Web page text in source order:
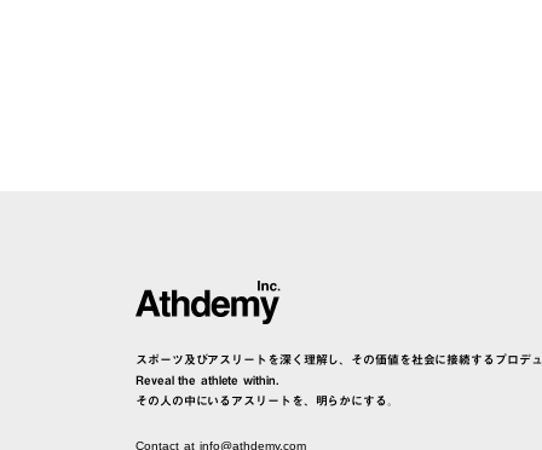
スポーツ及びアスリートを深く理解し、その価値を社会に接続するプロデ
Reveal the athlete within.
その人の中にいるアスリートを、明らかにする。
Contact at info@athdemy.com